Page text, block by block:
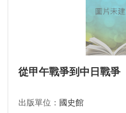
從甲午戰爭到中日戰爭
出版單位： 國史館